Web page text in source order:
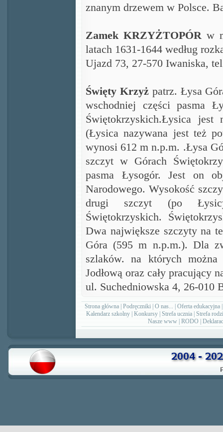
znanym drzewem w Polsce.
Zamek KRZYŻTOPÓR w
latach 1631-1644 według
Ujazd 73, 27-570 Iwaniska,
Święty Krzyżpatrz. Łysa
wschodniej części pasma
Świętokrzyskich.Łysica jest
(Łysica nazywana jest też
wynosi 612 m n.p.m. .Łysa
szczyt w Górach
pasma Łysogór. Jest on
Narodowego. Wysokość
drugi szczyt (po
Świętokrzyskich.
Dwa największe szczyty na
Góra (595 m n.p.m.). Dla
szlaków. na których można
Jodłową oraz cały pracujący
ul. Suchedniowska 4, 26-010
Strona główna Podręczniki O nas... Oferta edukacyjna
Kalendarz szkolny Konkursy Strefa ucznia Strefa
Nasze www RODO